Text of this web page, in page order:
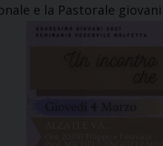
e la Pastorale